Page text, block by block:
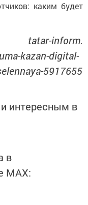
каким будет
tatar-inform.
kazan-digital-
5917655
интересным в
в
MАХ: